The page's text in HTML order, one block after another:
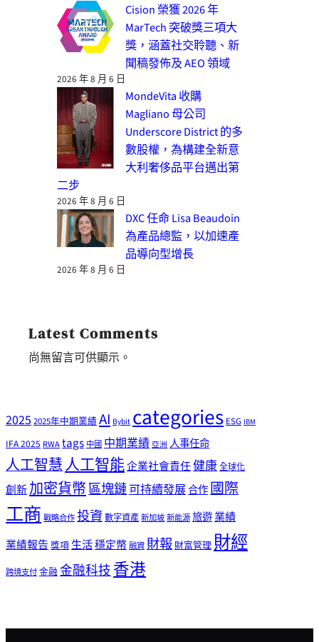
Cision 榮獲 2026 年
MarTech 突破獎三項大
獎，涵蓋社交聆聽、新
聞稿發佈及 AEO 領域
2026 年 8 月 6 日
MondeVita 收購
Magliano 母公司
Underscore District 的多
數股權，為構建全新意
大利奢侈品平台邁出第
二步
2026 年 8 月 6 日
DXC 任命 Lisa Beaudoin
為產品總監，以加速產
品導向型增長
2026 年 8 月 6 日
Latest Comments
尚無留言可供顯示。
2025 2025年中期業績AI Bybitcategories ESG IBM
IFA 2025 RWAtags 中國 中期業績 亞洲 人事任命
人工智慧人工智能企業社會責任健康全球化
創新加密貨幣區塊鏈可持續發展合作國際
工商 戰略合作投資數字資產新加坡新能源旅遊業績
業績報告 獎項生活穩定幣融資 財報 財富管理 財經
跨境支付金融 金融科技 香港